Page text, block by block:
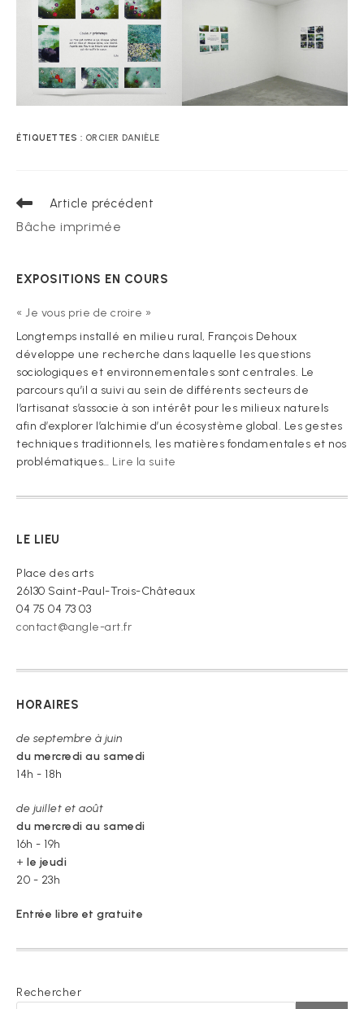
ÉTIQUETTES : ORCIER DANIÈLE
Read
articles
Article précédent
Bâche imprimée
EXPOSITIONS EN COURS
« Je vous prie de croire »
Longtemps installé en milieu rural, François Dehoux
développe une recherche dans laquelle les questions
sociologiques et environnementales sont centrales. Le
parcours qu’il a suivi au sein de différents secteurs de
l’artisanat s’associe à son intérêt pour les milieux naturels
afin d’explorer l’alchimie d’un écosystème global. Les gestes
techniques traditionnels, les matières fondamentales et nos
problématiques… Lire la suite
vous
LE LIEU
Place des arts
26130 Saint-Paul-Trois-Châteaux
04 75 04 73 03
contact@angle-art.fr
HORAIRES
de septembre à juin
du mercredi au samedi
14h - 18h
de juillet et août
du mercredi au samedi
16h - 19h
+ le jeudi
20 - 23h
Entrée libre et gratuite
Rechercher